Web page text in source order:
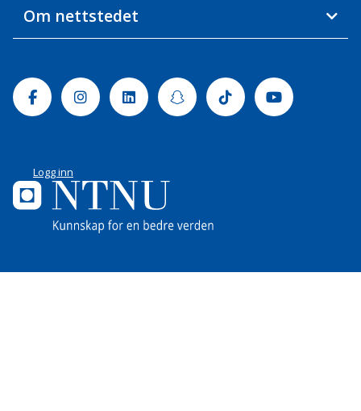
Om nettstedet
FacebookInstagramLinkedinSnapchatTiktok Youtube
Logg inn